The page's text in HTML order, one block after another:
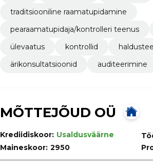
traditsiooniline raamatupidamine
pearaamatupidaja/kontrolleri teenus
ülevaatus
kontrollid
ärikonsultatsioonid
auditeerimine
MÕTTEJÕUD OÜ
Krediidiskoor: Usaldusväärne
Maineskoor: 2950